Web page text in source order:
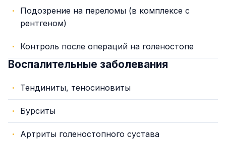
Подозрение на переломы (в комплексе с
рентгеном)
Контроль после операций на голеностопе
Воспалительные заболевания
Тендиниты, теносиновиты
Бурситы
Артриты голеностопного сустава